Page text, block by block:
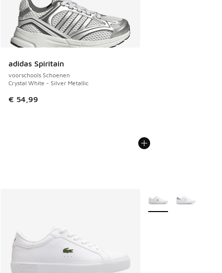
adidas Spiritain
voorschools Schoenen
Crystal White - Silver Metallic
€ 54,99
Meer kleuren